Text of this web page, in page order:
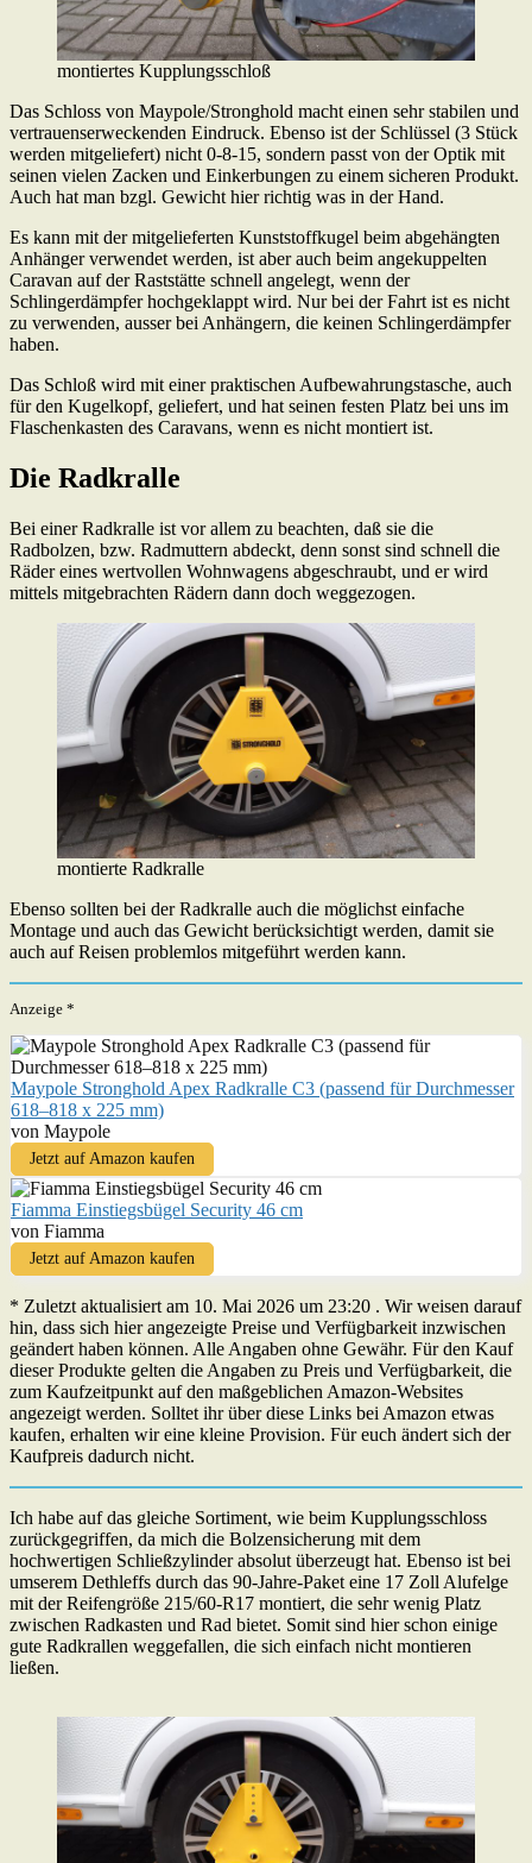
montiertes Kupplungsschloß
Das Schloss von Maypole/Stronghold macht einen sehr stabilen und
vertrauenserweckenden Eindruck. Ebenso ist der Schlüssel (3 Stück
werden mitgeliefert) nicht 0-8-15, sondern passt von der Optik mit
seinen vielen Zacken und Einkerbungen zu einem sicheren Produkt.
Auch hat man bzgl. Gewicht hier richtig was in der Hand.
Es kann mit der mitgelieferten Kunststoffkugel beim abgehängten
Anhänger verwendet werden, ist aber auch beim angekuppelten
Caravan auf der Raststätte schnell angelegt, wenn der
Schlingerdämpfer hochgeklappt wird. Nur bei der Fahrt ist es nicht
zu verwenden, ausser bei Anhängern, die keinen Schlingerdämpfer
haben.
Das Schloß wird mit einer praktischen Aufbewahrungstasche, auch
für den Kugelkopf, geliefert, und hat seinen festen Platz bei uns im
Flaschenkasten des Caravans, wenn es nicht montiert ist.
Die Radkralle
Bei einer Radkralle ist vor allem zu beachten, daß sie die
Radbolzen, bzw. Radmuttern abdeckt, denn sonst sind schnell die
Räder eines wertvollen Wohnwagens abgeschraubt, und er wird
mittels mitgebrachten Rädern dann doch weggezogen.
montierte Radkralle
Ebenso sollten bei der Radkralle auch die möglichst einfache
Montage und auch das Gewicht berücksichtigt werden, damit sie
auch auf Reisen problemlos mitgeführt werden kann.
Anzeige *
Maypole Stronghold Apex Radkralle C3 (passend für Durchmesser
618–818 x 225 mm)
von Maypole
Jetzt auf Amazon kaufen
Fiamma Einstiegsbügel Security 46 cm
von Fiamma
Jetzt auf Amazon kaufen
* Zuletzt aktualisiert am 10. Mai 2026 um 23:20 . Wir weisen darauf
hin, dass sich hier angezeigte Preise und Verfügbarkeit inzwischen
geändert haben können. Alle Angaben ohne Gewähr. Für den Kauf
dieser Produkte gelten die Angaben zu Preis und Verfügbarkeit, die
zum Kaufzeitpunkt auf den maßgeblichen Amazon-Websites
angezeigt werden. Solltet ihr über diese Links bei Amazon etwas
kaufen, erhalten wir eine kleine Provision. Für euch ändert sich der
Kaufpreis dadurch nicht.
Ich habe auf das gleiche Sortiment, wie beim Kupplungsschloss
zurückgegriffen, da mich die Bolzensicherung mit dem
hochwertigen Schließzylinder absolut überzeugt hat. Ebenso ist bei
umserem Dethleffs durch das 90-Jahre-Paket eine 17 Zoll Alufelge
mit der Reifengröße 215/60-R17 montiert, die sehr wenig Platz
zwischen Radkasten und Rad bietet. Somit sind hier schon einige
gute Radkrallen weggefallen, die sich einfach nicht montieren
ließen.